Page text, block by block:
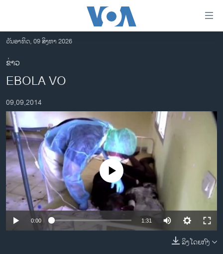
ເຂົ້າ
ຫາ
ຂ້າມ
ຂ້າມ
ໄປ
ຫາ
ຊອກ
ຄົ້ນ
ອາເມຣິກາ
ການເລືອກຕັ້ງ ປະທານາທີບໍດີ ສະຫະລັດ 2024
ຂ່າວ​ຈີນ
ໂລກ
ເອເຊຍ
ອິດສະຫຼະພາບດ້ານການຂ່າວ
ຊີວິດຊາວລາວ
ຊຸມຊົນຊາວລາວ
ວິທະຍາສາດ-ເທັກໂນໂລຈີ
ວັນອາທິດ, 09 ສິງຫາ 2026
ຂ່າວ
EBOLA VO
09,09,2014
No media source currently available
0:00 1:31
ລິງໂດຍກົງ